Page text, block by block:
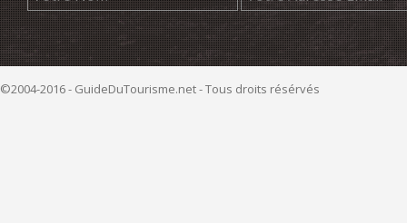
©2004-2016 - GuideDuTourisme.net - Tous droits résérvés